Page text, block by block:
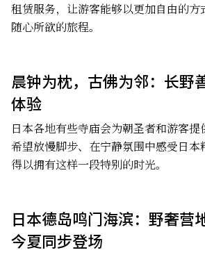
租赁服务，让游客能够以更加自由的方
随心所欲的旅程。
晨钟为枕，古佛为邻：长野
体验
日本各地有些寺庙会为朝圣者和游客
希望放慢脚步、在宁静氛围中感受日本
得以拥有这样一段特别的时光。
日本德岛鸣门海滨：野奢营
今夏同步登场